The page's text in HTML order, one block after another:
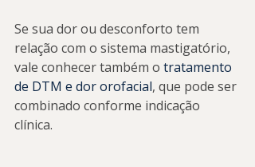
Se sua dor ou desconforto tem
relação com o sistema mastigatório,
vale conhecer também o tratamento
de DTM e dor orofacial, que pode ser
combinado conforme indicação
clínica.